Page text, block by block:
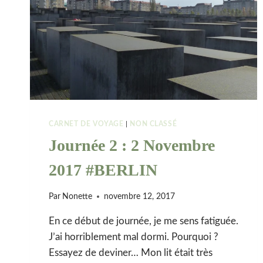
CARNET DE VOYAGE NON CLASSÉ
Journée 2 : 2 Novembre
2017 #BERLIN
Par Nonette novembre 12, 2017
En ce début de journée, je me sens fatiguée.
J’ai horriblement mal dormi. Pourquoi ?
Essayez de deviner… Mon lit était très